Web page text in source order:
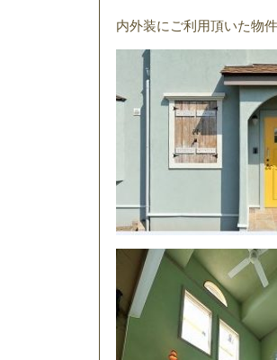
内外装にご利用頂いた物